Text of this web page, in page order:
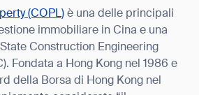
(COPL) è una delle principali
immobiliare in Cina e una
Construction Engineering
Fondata a Hong Kong nel 1986 e
della Borsa di Hong Kong nel